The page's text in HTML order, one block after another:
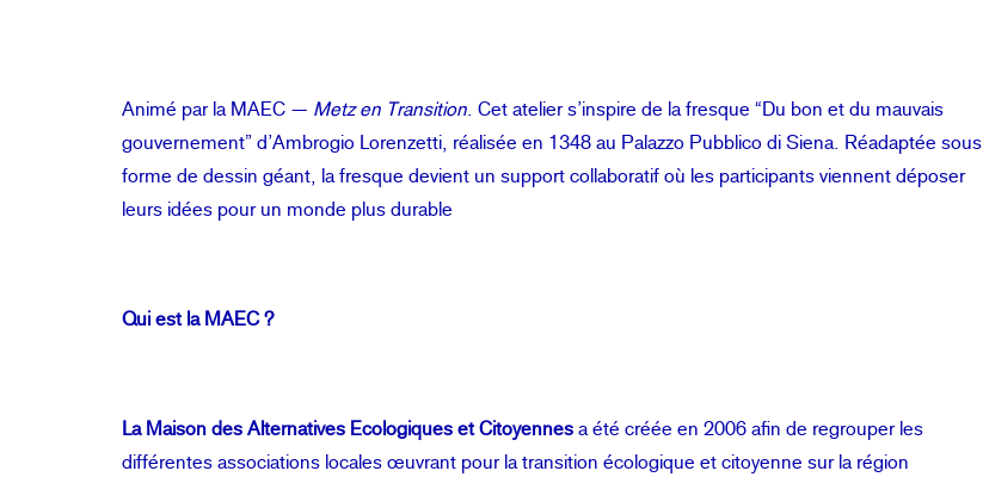
Animé par la MAEC — Metz en Transition. Cet atelier s’inspire de la fresque “Du bon et du mauvais
gouvernement” d’Ambrogio Lorenzetti, réalisée en 1348 au Palazzo Pubblico di Siena. Réadaptée sous
forme de dessin géant, la fresque devient un support collaboratif où les participants viennent déposer
leurs idées pour un monde plus durable
Qui est la MAEC ?
La Maison des Alternatives Ecologiques et Citoyennesa été créée en 2006 afin de regrouper les
différentes associations locales œuvrant pour la transition écologique et citoyenne sur la région